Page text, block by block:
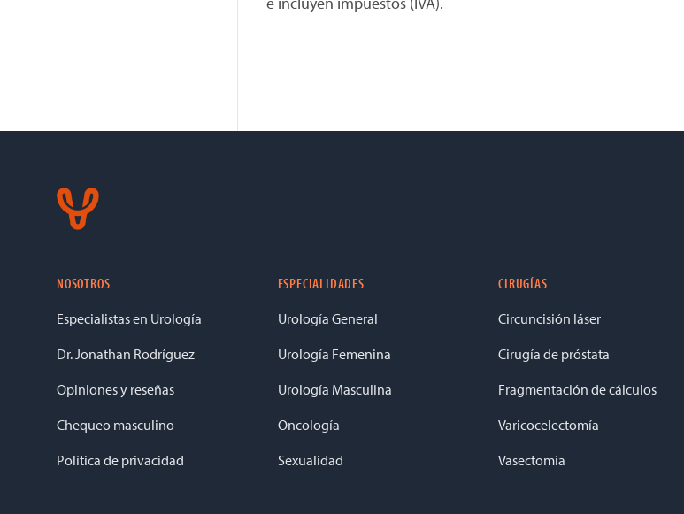
Opiniones
NOSOTROS
Especialistas en Urología
Dr. Jonathan Rodríguez
Opiniones y reseñas
Chequeo masculino
Política de privacidad
ESPECIALIDADES
Urología General
Urología Femenina
Urología Masculina
Oncología
Sexualidad
CIRUGÍAS
Circuncisión láser
Cirugía de próstata
Fragmentación de cálculos
Varicocelectomía
Vasectomía